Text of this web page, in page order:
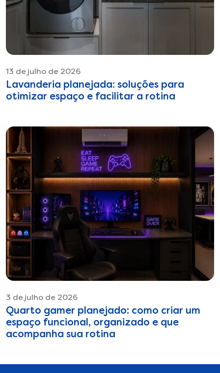
13 de julho de 2026
Lavanderia planejada: soluções para
otimizar espaço e facilitar a rotina
3 de julho de 2026
Quarto gamer planejado: como criar um
espaço funcional, organizado e que
acompanha sua rotina